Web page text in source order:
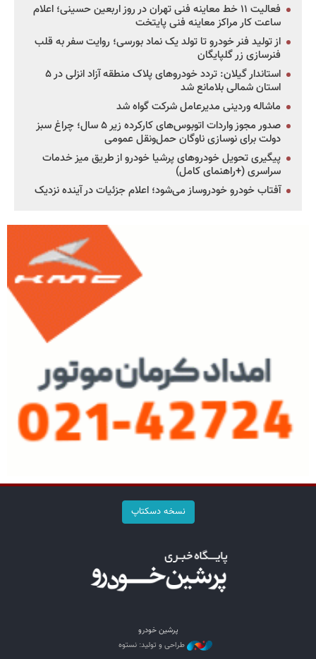
فعالیت ۱۱ خط معاینه فنی تهران در روز اربعین حسینی؛ اعلام
ساعت کار مراکز معاینه فنی پایتخت
از تولید فنر خودرو تا تولد یک نماد بورسی؛ روایت سفر به قلب
فنرسازی زر گلپایگان
استاندار گیلان: تردد خودروهای پلاک منطقه آزاد انزلی در ۵
استان شمالی بلامانع شد
ماشاله وردینی مدیرعامل شرکت گواه شد
صدور مجوز واردات اتوبوس‌های کارکرده زیر ۵ سال؛ چراغ سبز
دولت برای نوسازی ناوگان حمل‌ونقل عمومی
پیگیری تحویل خودروهای پرشیا خودرو از طریق میز خدمات
سراسری (+راهنمای کامل)
آفتاب خودرو خودروساز می‌شود؛ اعلام جزئیات در آینده نزدیک
نسخه دسکتاپ
پرشین خودرو
طراحی و تولید: نستوه